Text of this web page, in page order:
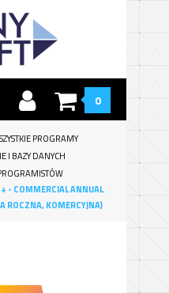
0
PROGRAMY
I BAZY DANYCH
- COMMERCIAL ANNUAL
ROCZNA, KOMERCYJNA)